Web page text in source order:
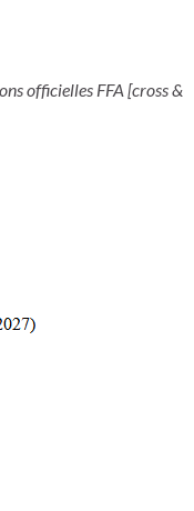
officielles FFA [cross &